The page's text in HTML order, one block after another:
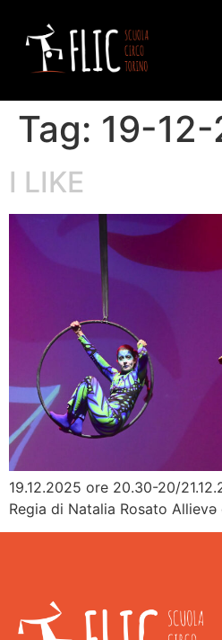
Tag: 19-
I LIKE
19.12.2025 ore 20.30-20/
Regia di Natalia Rosato